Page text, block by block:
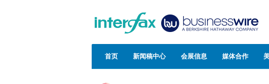
首页 新闻稿中心 会展信息 媒体合作